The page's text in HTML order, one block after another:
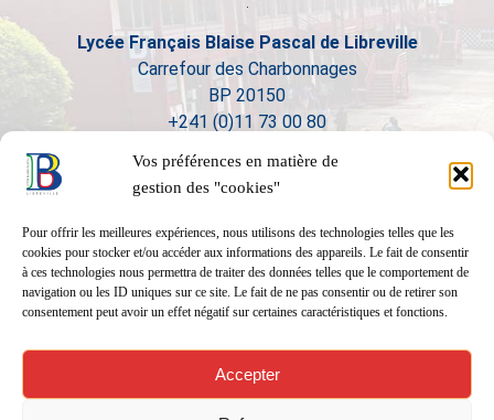
Vos préférences en matière de
gestion des "cookies"
Pour offrir les meilleures expériences, nous utilisons des technologies telles que les
cookies pour stocker et/ou accéder aux informations des appareils. Le fait de consentir
à ces technologies nous permettra de traiter des données telles que le comportement de
navigation ou les ID uniques sur ce site. Le fait de ne pas consentir ou de retirer son
consentement peut avoir un effet négatif sur certaines caractéristiques et fonctions.
Accepter
Lycée Français Blaise Pascal de Libreville
Carrefour des Charbonnages
BP 20150
+241 (0)11 73 00 80